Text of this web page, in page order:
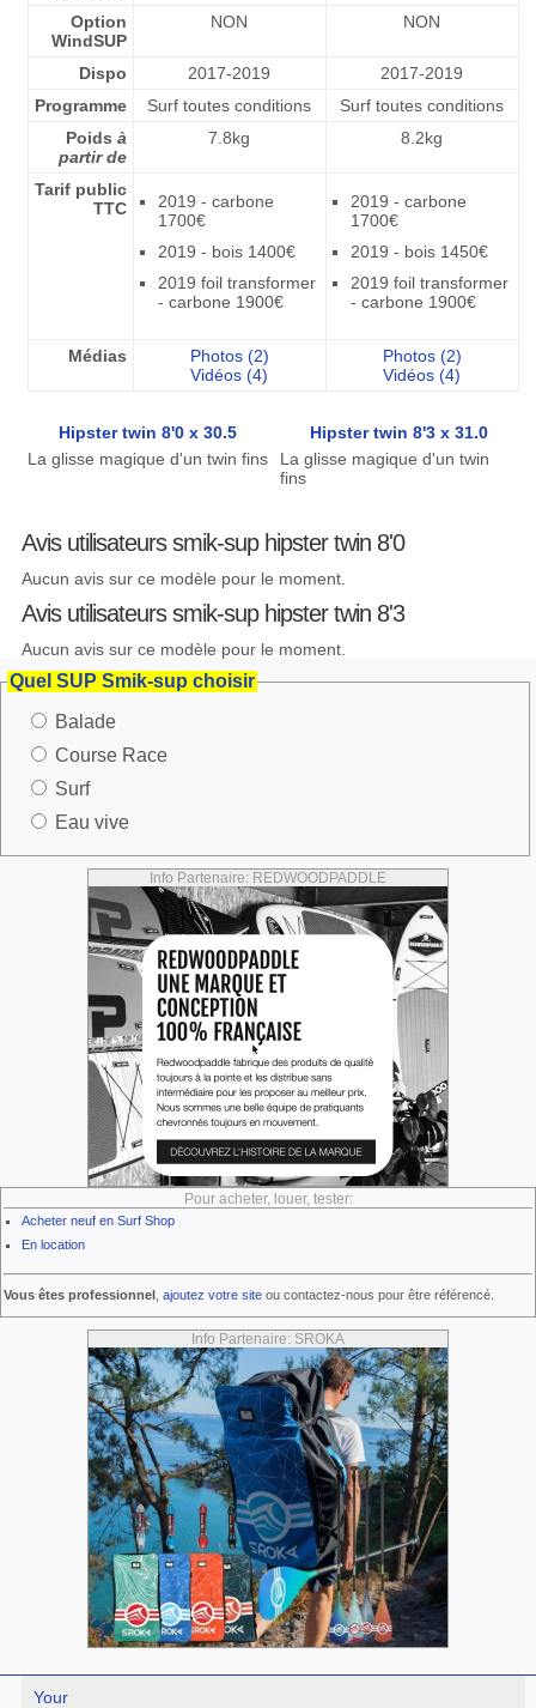
Option
WindSUP
NON NON
Dispo 2017-2019
2017-2019
Programme
Surf toutes conditions
Surf toutes conditions
Poids à
partir de
7.8kg 8.2kg
Tarif public
TTC
2019 - carbone
1700€
2019 - bois 1400€
2019 foil transformer
- carbone 1900€
2019 - carbone
1700€
2019 - bois 1450€
2019 foil transformer
- carbone 1900€
Médias
Photos (2)
Vidéos (4)
Photos (2)
Vidéos (4)
Hipster twin 8'0 x 30.5
Hipster twin 8'3 x 31.0
La glisse magique d'un twin fins
La glisse magique d'un twin
fins
Avis utilisateurs smik-sup hipster twin 8'0
Aucun avis sur ce modèle pour le moment.
Avis utilisateurs smik-sup hipster twin 8'3
Aucun avis sur ce modèle pour le moment.
Quel SUP Smik-sup choisir
Balade
Course Race
Surf
Eau vive
Info Partenaire: REDWOODPADDLE
Pour acheter, louer, tester:
Acheter neuf en Surf Shop
En location
Vous êtes professionnel ajoutez votre site ou contactez-nous pour être référencé.
Info Partenaire: SROKA
Your